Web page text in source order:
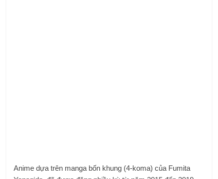
Anime dựa trên manga bốn khung (4-koma) của Fumita